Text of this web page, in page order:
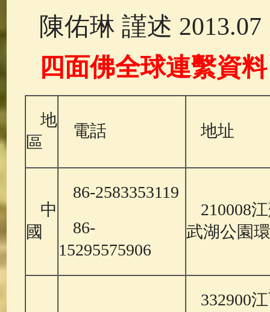
陳佑琳 謹述 2013.07
四面佛全球連繫資料
地
區
電話 地址
中
國
86-2583353119
86-
15295575906
210008
武湖公園
332900